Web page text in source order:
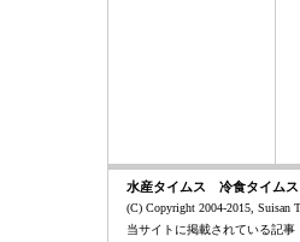
水産タイムス 冷食タイムス
(C) Copyright 2004-2015, Suisan
当サイトに掲載されている記